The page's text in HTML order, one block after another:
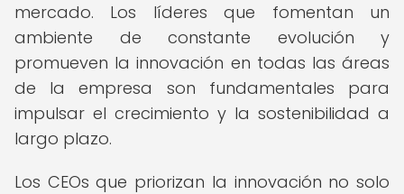
mercado. Los líderes que fomentan un
ambiente de constante evolución y
promueven la innovación en todas las áreas
de la empresa son fundamentales para
impulsar el crecimiento y la sostenibilidad a
largo plazo.
Los CEOs que priorizan la innovación no solo